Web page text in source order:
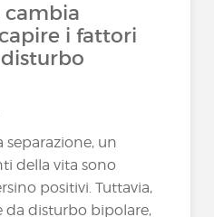
cambia
i fattori
separazione, un
della vita sono
positivi. Tuttavia,
da disturbo bipolare,